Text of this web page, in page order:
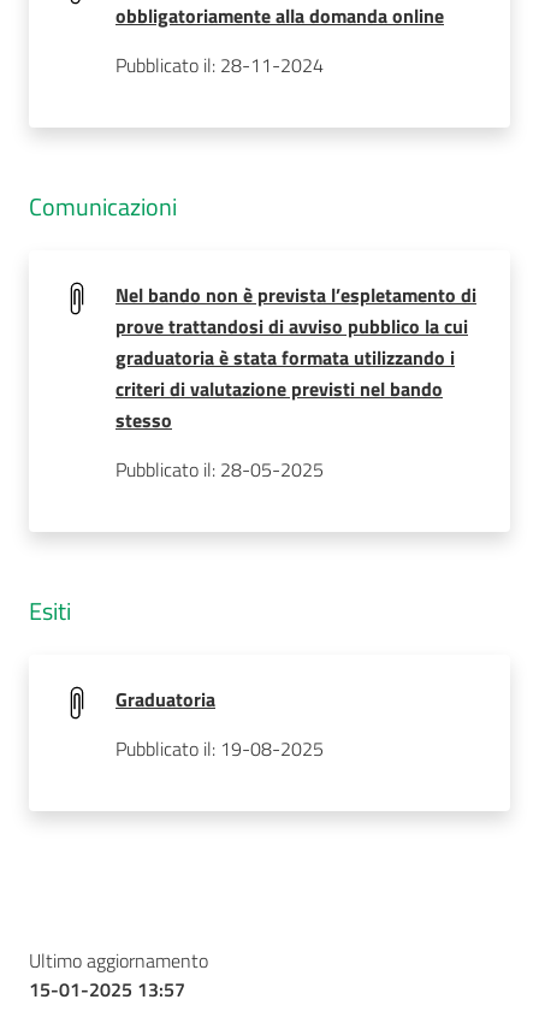
obbligatoriamente alla domanda online
Pubblicato il: 28-11-2024
Comunicazioni
Nel bando non è prevista l’espletamento di
prove trattandosi di avviso pubblico la cui
graduatoria è stata formata utilizzando i
criteri di valutazione previsti nel bando
stesso
Pubblicato il: 28-05-2025
Esiti
Graduatoria
Pubblicato il: 19-08-2025
Ultimo aggiornamento
15-01-2025 13:57